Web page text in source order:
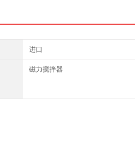
进口
磁力搅拌器